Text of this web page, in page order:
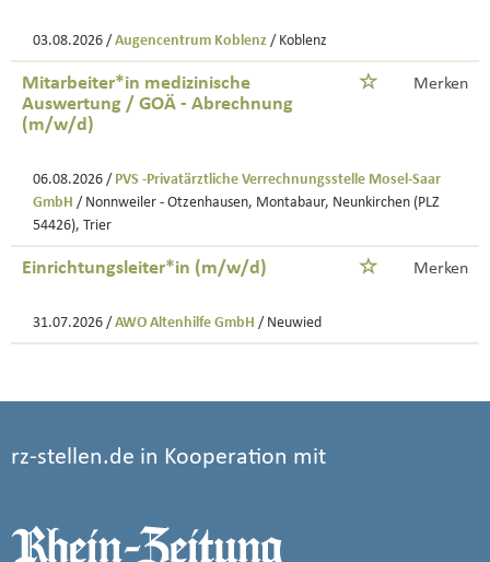
03.08.2026 / Augencentrum Koblenz / Koblenz
Mitarbeiter*in medizinische
Auswertung / GOÄ - Abrechnung
(m/w/d)
Merken
06.08.2026 / PVS -Privatärztliche Verrechnungsstelle Mosel-Saar
GmbH / Nonnweiler - Otzenhausen, Montabaur, Neunkirchen (PLZ
54426), Trier
Einrichtungsleiter*in (m/w/d) Merken
31.07.2026 / AWO Altenhilfe GmbH / Neuwied
rz-stellen.de in Kooperation mit